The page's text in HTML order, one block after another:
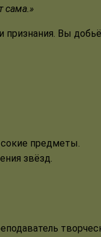
сама.»
Вы
предметы.
звёзд.